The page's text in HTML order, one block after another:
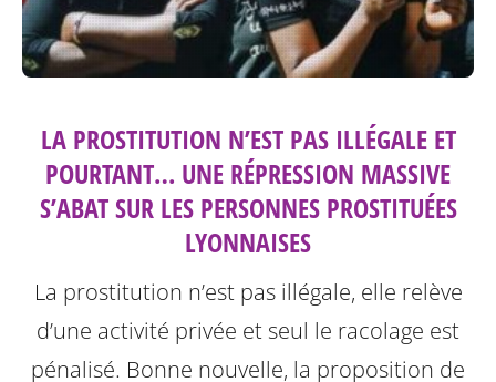
LA PROSTITUTION N’EST PAS ILLÉGALE ET
POURTANT… UNE RÉPRESSION MASSIVE
S’ABAT SUR LES PERSONNES PROSTITUÉES
LYONNAISES
La prostitution n’est pas illégale, elle relève
d’une activité privée et seul le racolage est
pénalisé. Bonne nouvelle, la proposition de